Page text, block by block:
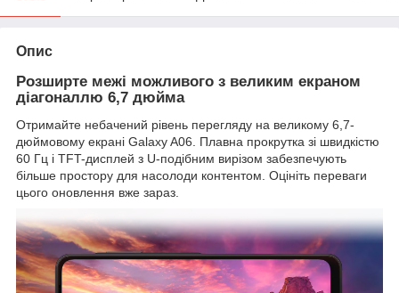
Опис
Розширте межі можливого з великим екраном
діагоналлю 6,7 дюйма
Отримайте небачений рівень перегляду на великому 6,7-
дюймовому екрані Galaxy A06. Плавна прокрутка зі швидкістю
60 Гц і TFT-дисплей з U-подібним вирізом забезпечують
більше простору для насолоди контентом. Оцініть переваги
цього оновлення вже зараз.